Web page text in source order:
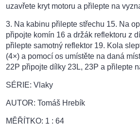
uzavřete kryt motoru a přilepte na
3. Na kabinu přilepte střechu 15. Na
připojte komín 16 a držák reflektoru z
přilepte samotný reflektor 19. Kola
(4×) a pomocí os umístěte na daná
22P připojte dílky 23L, 23P a přilepte
SÉRIE: Vlaky
AUTOR: Tomáš Hrebík
MĚŘÍTKO: 1 : 64